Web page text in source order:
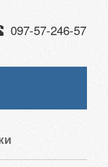
097-57-246-57